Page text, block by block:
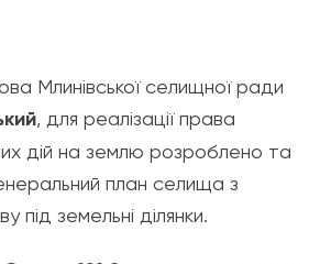
Млинівської селищної ради
, для реалізації права
дій на землю розроблено та
план селища з
під земельні ділянки.